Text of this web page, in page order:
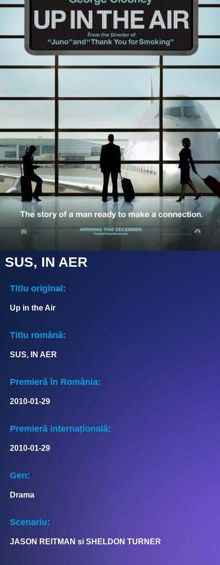
SUS, IN AER
Titlu original:
Up in the Air
Titlu română:
SUS, IN AER
Premieră în România:
2010-01-29
Premieră internațională:
2010-01-29
Gen:
Drama
Scenariu:
JASON REITMAN si SHELDON TURNER